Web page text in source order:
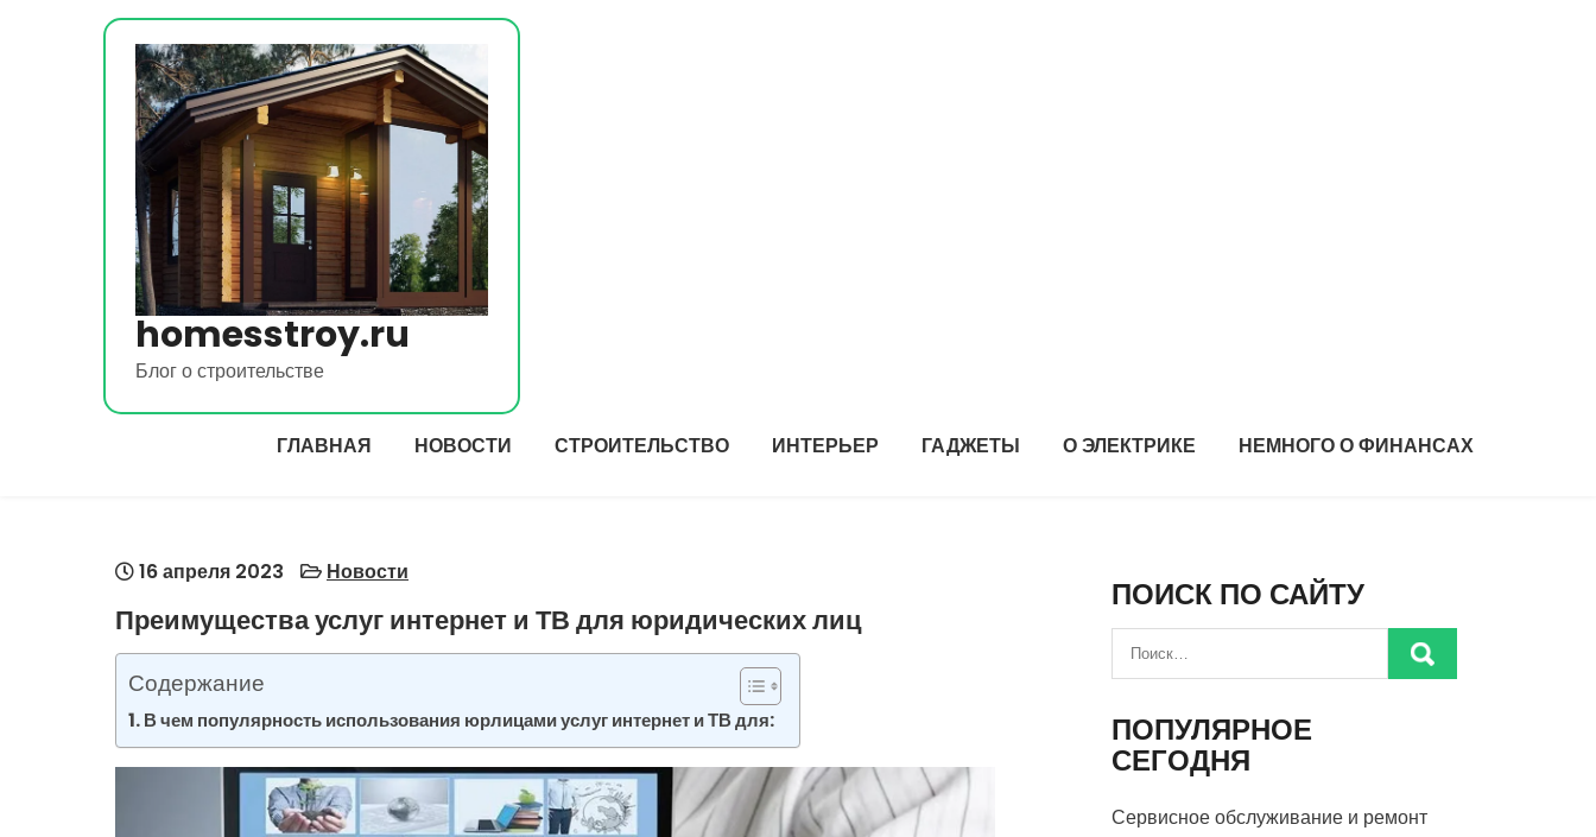
homesstroy.ru
Блог о строительстве
ГЛАВНАЯ НОВОСТИ СТРОИТЕЛЬСТВО ИНТЕРЬЕР ГАДЖЕТЫ О ЭЛЕКТРИКЕ НЕМНОГО О ФИНАНСАХ
16 апреля 2023 Новости
Преимущества услуг интернет и ТВ для юридических лиц
Содержание
В чем популярность использования юрлицами услуг интернет и ТВ для:
ПОИСК ПО САЙТУ
ПОПУЛЯРНОЕ
СЕГОДНЯ
Сервисное обслуживание и ремонт